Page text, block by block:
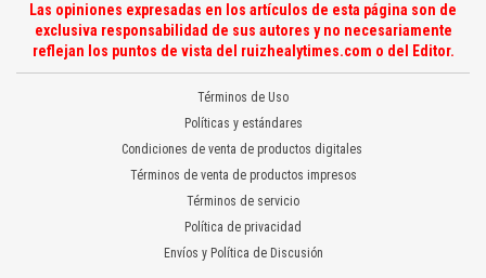
Las opiniones expresadas en los artículos de esta página son de
exclusiva responsabilidad de sus autores y no necesariamente
reflejan los puntos de vista del ruizhealytimes.com o del Editor.
Términos de Uso
Políticas y estándares
Condiciones de venta de productos digitales
Términos de venta de productos impresos
Términos de servicio
Política de privacidad
Envíos y Política de Discusión